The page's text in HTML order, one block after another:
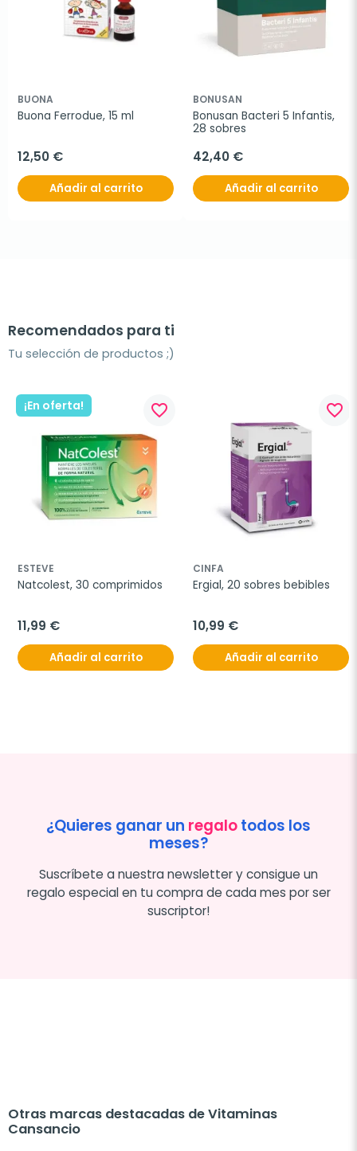
BUONA
Buona Ferrodue, 15 ml
12,50 €
Añadir al carrito
BONUSAN
Bonusan Bacteri 5 Infantis,
28 sobres
42,40 €
Añadir al carrito
Recomendados para ti
Tu selección de productos ;)
¡En oferta! favorite_border
ESTEVE
Natcolest, 30 comprimidos
11,99 €
Añadir al carrito
favorite_border
CINFA
Ergial, 20 sobres bebibles
10,99 €
Añadir al carrito
¿Quieres ganar un regalotodos los
meses?
Suscríbete a nuestra newsletter y consigue un
regalo especial en tu compra de cada mes por ser
suscriptor!
Otras marcas destacadas de Vitaminas
Cansancio